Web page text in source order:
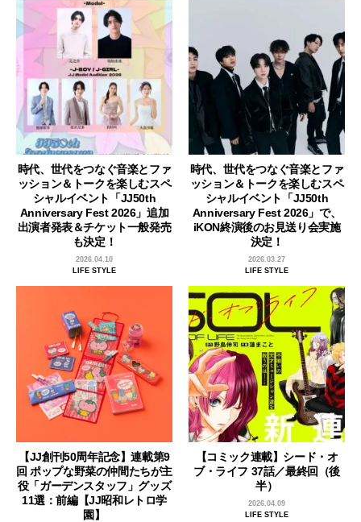
時代、世代をつなぐ音楽とファ
ッション＆トークを楽しむスペ
シャルイベント「JJ50th
Anniversary Fest 2026」追加
出演者発表＆チケット一般発売
も決定！
2026.04.10
LIFE STYLE
時代、世代をつなぐ音楽とファ
ッション＆トークを楽しむスペ
シャルイベント「JJ50th
Anniversary Fest 2026」で、
iKON終演後のお見送り会実施
決定！
2026.03.27
LIFE STYLE
【JJ創刊50周年記念】連載第9
回 ポップな野菜の仲間たちが主
役「ガーデンスタッフ」グッズ
11選：前編【JJ昭和レトロ学
園】
【コミック連載】シード・オ
ブ・ライフ 37話／最終回（後
半）
2026.04.09
LIFE STYLE